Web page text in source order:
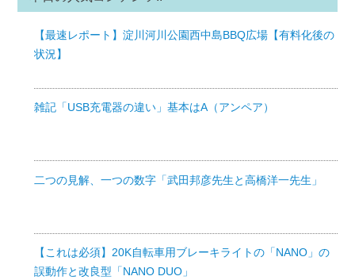
【最速レポート】淀川河川公園西中島BBQ広場【有料化後の
状況】
雑記「USB充電器の違い」基本はA（アンペア）
二つの見解、一つの数字「武田邦彦先生と高橋洋一先生」
【これは必須】20K自転車用ブレーキライトの「NANO」の
誤動作と改良型「NANO DUO」